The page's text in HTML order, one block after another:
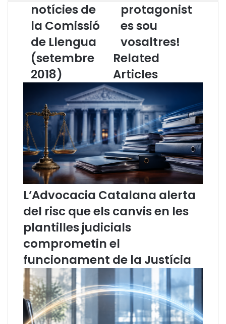
l
e
t
d
t
c
i
e
s
e
a
C
m
s
s
i
ó
d
e
notícies de
la Comissió
de Llengua
(setembre
2018)
s
p
o
t
a
g
n
i
s
e
s
s
o
v
s
a
r
e
!
protagonist
es sou
vosaltres!
Related
Articles
L’Advocacia Catalana alerta
del risc que els canvis en les
plantilles judicials
comprometin el
funcionament de la Justícia